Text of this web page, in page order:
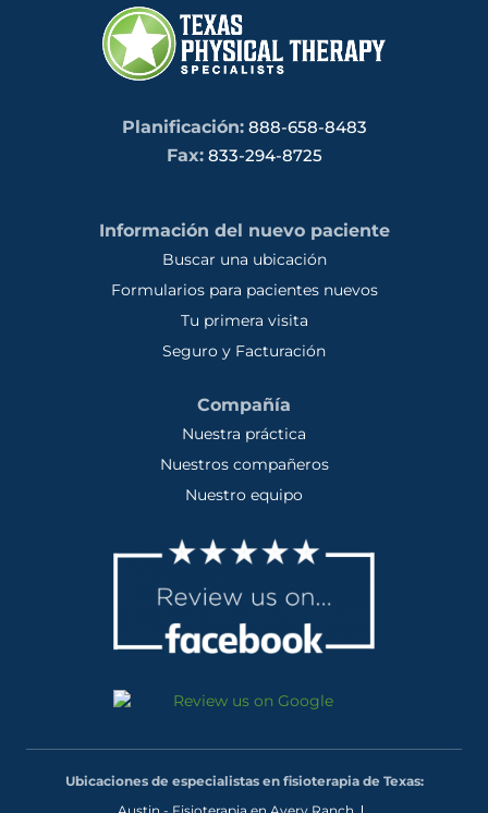
Planificación: 888-658-8483
Fax:833-294-8725
Información del nuevo paciente
Buscar una ubicación
Formularios para pacientes nuevos
Tu primera visita
Seguro y Facturación
Compañía
Nuestra práctica
Nuestros compañeros
Nuestro equipo
Ubicaciones de especialistas en fisioterapia de Texas: